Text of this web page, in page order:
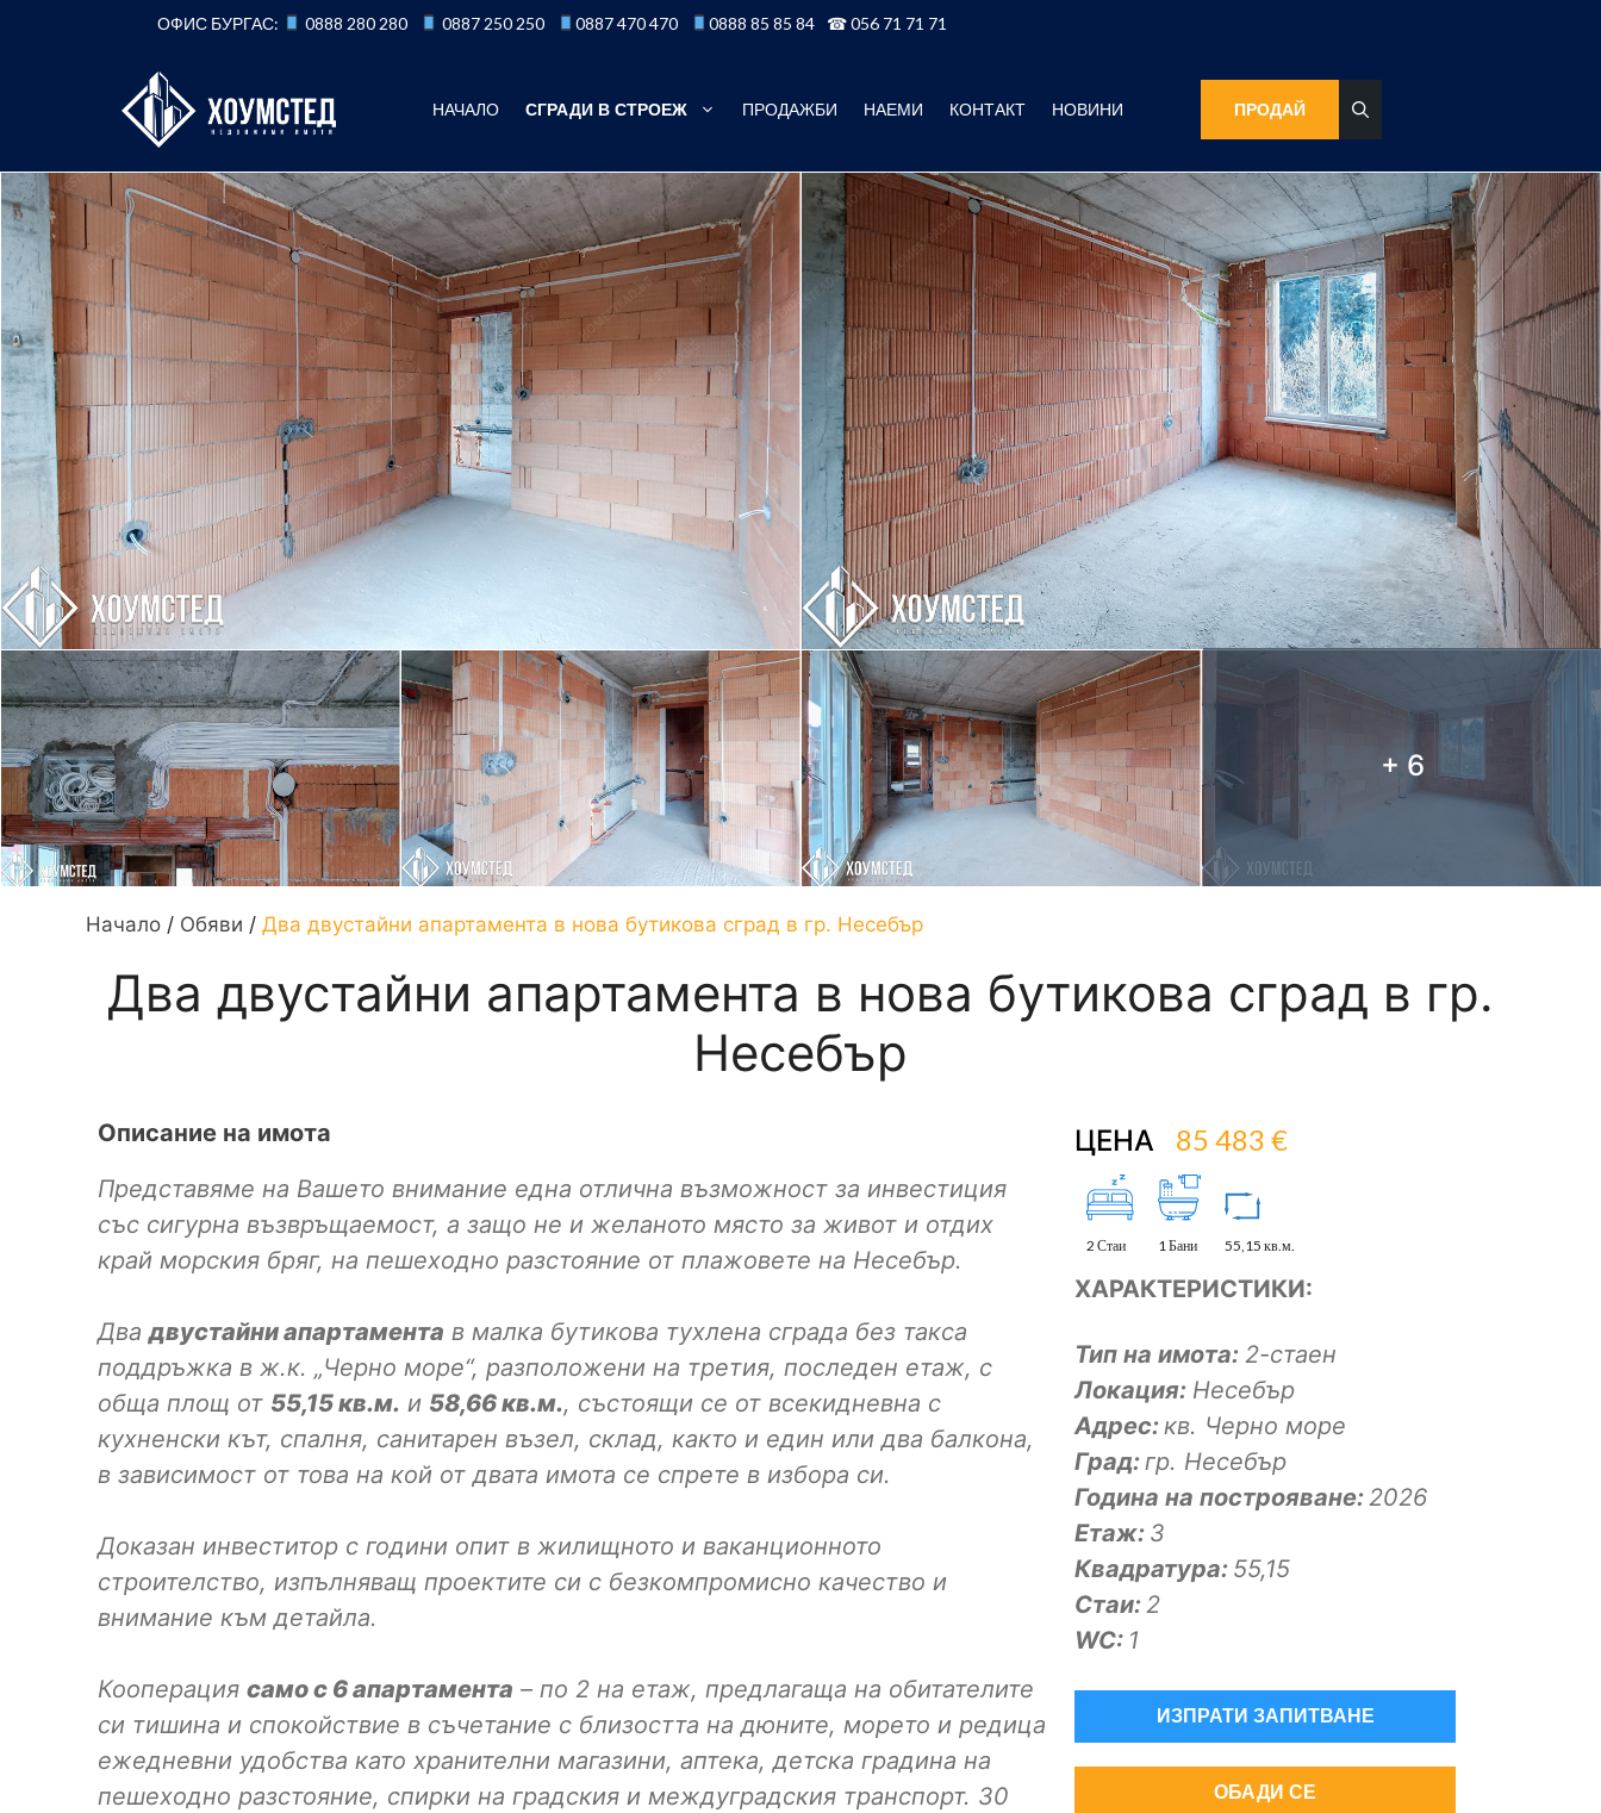
ОФИС БУРГАС: 0888 280 280 0887 250 250 0887 470 470 0888 85 85 84 ☎ 056 71 71 71
НАЧАЛО СГРАДИ В СТРОЕЖ ПРОДАЖБИ НАЕМИ КОНТАКТ НОВИНИ ПРОДАЙ
+ 6
Начало / Обяви / Два двустайни апартамента в нова бутикова сград в гр. Несебър
Два двустайни апартамента в нова бутикова сград в гр.
Несебър
Описание на имота
Представяме на Вашето внимание една отлична възможност за инвестиция
със сигурна възвръщаемост, а защо не и желаното място за живот и отдих
край морския бряг, на пешеходно разстояние от плажовете на Несебър.
Двадвустайни апартамента в малка бутикова тухлена сграда без такса
поддръжка в ж.к. „Черно море“, разположени на третия, последен етаж, с
обща площ от 55,15 кв.м. и 58,66 кв.м., състоящи се от всекидневна с
кухненски кът, спалня, санитарен възел, склад, както и един или два балкона,
в зависимост от това на кой от двата имота се спрете в избора си.
Доказан инвеститор с години опит в жилищното и ваканционното
строителство, изпълняващ проектите си с безкомпромисно качество и
внимание към детайла.
Кооперация само с 6 апартамента – по 2 на етаж, предлагаща на обитателите
си тишина и спокойствие в съчетание с близостта на дюните, морето и редица
ежедневни удобства като хранителни магазини, аптека, детска градина на
пешеходно разстояние, спирки на градския и междуградския транспорт. 30
ЦЕНА 85 483 €
2 Стаи 1 Бани 55,15 кв.м.
ХАРАКТЕРИСТИКИ:
Тип на имота: 2-стаен
Локация: Несебър
Адрес:кв. Черно море
Град:гр. Несебър
Година на построяване:2026
Eтаж: 3
Квадратура: 55,15
Стаи:2
WC: 1
ИЗПРАТИ ЗАПИТВАНЕ
ОБАДИ СЕ